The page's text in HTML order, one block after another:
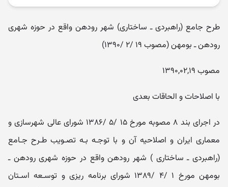
طرح جامع (راهبردی ـ ساختاری) شهر رودهن واقع در حوزه شهری
رودهن ـ بومهن (مصوب ۱۹ /۲ /۱۳۹۰)
مصوب ۱۳۹۰,۰۲,۱۹
با اصلاحات و الحاقات بعدی
در اجرای بند ۸ مصوبه مورخ ۱۵ /۵ /۱۳۸۶ شورای عالی شهرسازی و
معماری ایران و اصلاحیه آن و با توجـه بـه تصـویب طـرح جـامع
(راهبردی ـ ساختاری ) شهر رودهن واقع در حوزه شهری رودهن ـ
بومهن مورخ ۱ /۴ /۱۳۸۹ شورای برنامه ریزی و توسـعه اسـتان